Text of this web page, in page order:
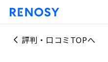
評判・口コミTOPへ